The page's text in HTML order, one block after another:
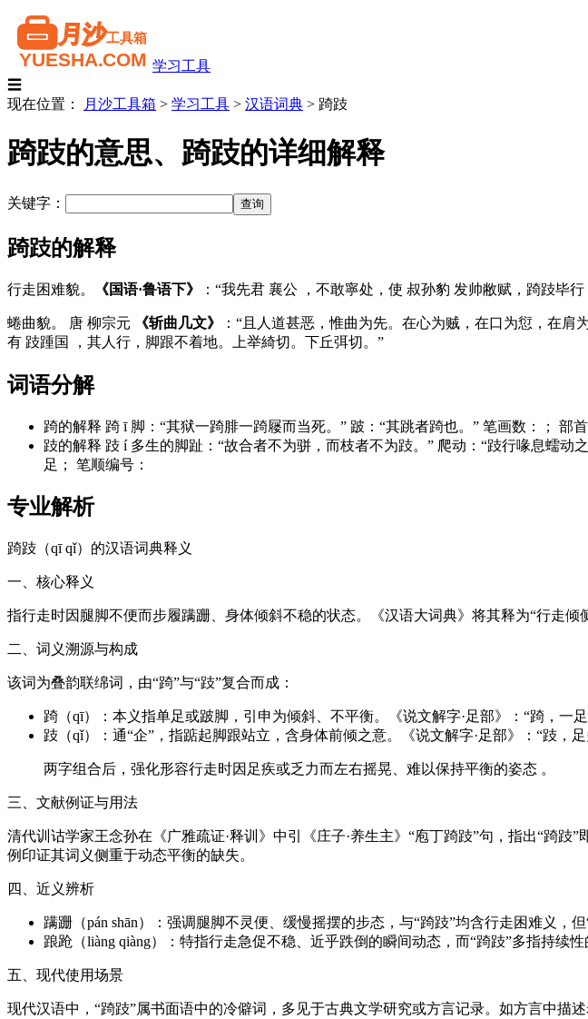
学习工具
☰
现在位置：
月沙工具箱 > 学习工具 > 汉语词典 > 踦跂
踦跂的意思、踦跂的详细解释
关键字：
踦跂的解释
行走困难貌。 《国语·鲁语下》 ：“我先君 襄公 ，不敢寧处，使 叔孙豹 发帅敝赋，踦跂毕
蜷曲貌。 唐 柳宗元 《斩曲几文》
：“且人道甚恶，惟曲为先。在心为贼，在口为愆，在
有 跂踵国 ，其人行，脚跟不着地。上举綺切。下丘弭切。”
词语分解
踦的解释 踦 ī 脚：“其狱一踦腓一踦屦而当死。” 跛：“其跳者踦也。” 笔画数：； 部
跂的解释 跂 í 多生的脚趾：“故合者不为骈，而枝者不为跂。” 爬动：“跂行喙息蠕动
足； 笔顺编号：
专业解析
踦跂（qī qǐ）的汉语词典释义
一、核心释义
指行走时因腿脚不便而步履蹒跚、身体倾斜不稳的状态。《汉语大词典》将其释为“行走倾
二、词义溯源与构成
该词为叠韵联绵词，由“踦”与“跂”复合而成：
踦（qī）：本义指单足或跛脚，引申为倾斜、不平衡。《说文解字·足部》：“踦，一
跂（qǐ）：通“企”，指踮起脚跟站立，含身体前倾之意。《说文解字·足部》：“跂，
两字组合后，强化形容行走时因足疾或乏力而左右摇晃、难以保持平衡的姿态 。
三、文献例证与用法
清代训诂学家王念孙在《广雅疏证·释训》中引《庄子·养生主》“庖丁踦跂”句，指出“踦
例印证其词义侧重于动态平衡的缺失。
四、近义辨析
蹒跚（pán shān）：强调腿脚不灵便、缓慢摇摆的步态，与“踦跂”均含行走困难义，
踉跄（liàng qiàng）：特指行走急促不稳、近乎跌倒的瞬间动态，而“踦跂”多指持续性
五、现代使用场景
现代汉语中，“踦跂”属书面语中的冷僻词，多见于古典文学研究或方言记录。如方言中描